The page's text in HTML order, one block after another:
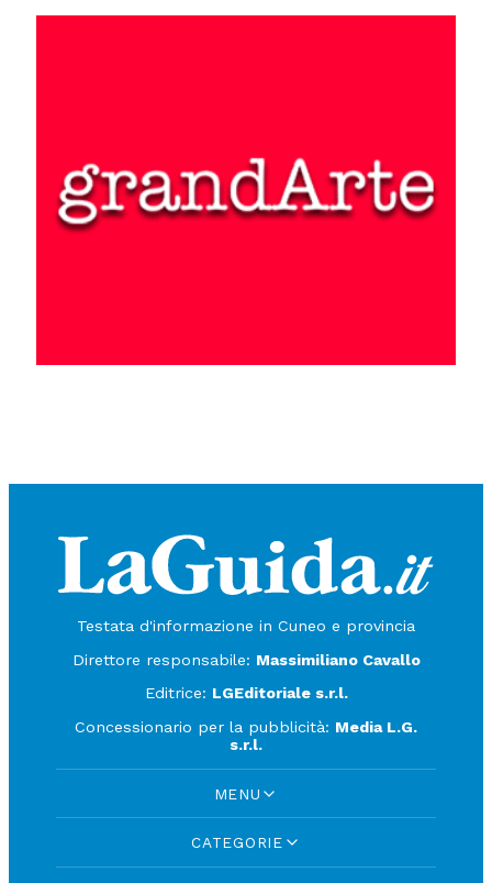
Testata d'informazione in Cuneo e provincia
Direttore responsabile: Massimiliano Cavallo
Editrice: LGEditoriale s.r.l.
Concessionario per la pubblicità: Media L.G.
s.r.l.
MENU
CATEGORIE